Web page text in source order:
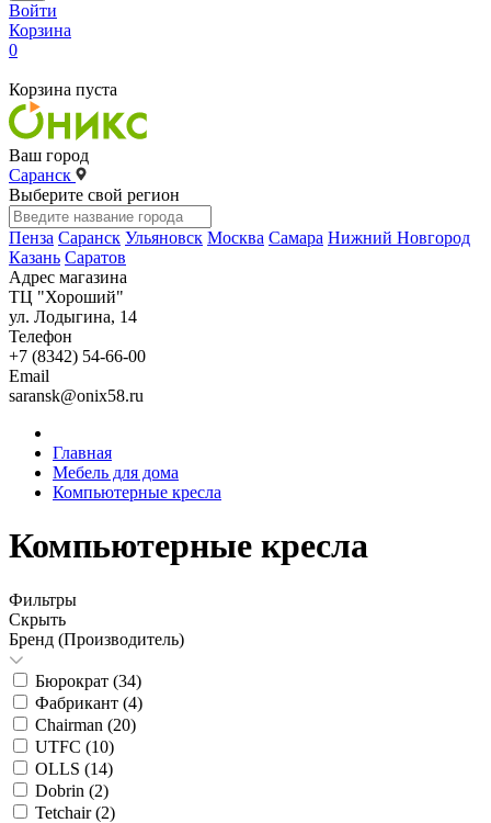
Войти
Корзина
0
Корзина пуста
Ваш город
Саранск
Выберите свой регион
Пенза Саранск Ульяновск Москва Самара Нижний Новгород
Казань Саратов
Адрес магазина
ТЦ "Хороший"
ул. Лодыгина, 14
Телефон
+7 (8342) 54-66-00
Email
saransk@onix58.ru
Главная
Мебель для дома
Компьютерные кресла
Компьютерные кресла
Фильтры
Скрыть
Бренд (Производитель)
Бюрократ (34)
Фабрикант (4)
Chairman (20)
UTFC (10)
OLLS (14)
Dobrin (2)
Tetchair (2)